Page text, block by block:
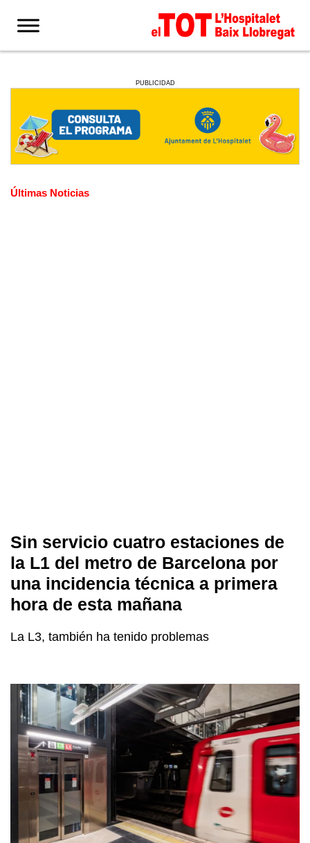
PUBLICIDAD
Últimas Noticias
Sin servicio cuatro estaciones de
la L1 del metro de Barcelona por
una incidencia técnica a primera
hora de esta mañana
La L3, también ha tenido problemas